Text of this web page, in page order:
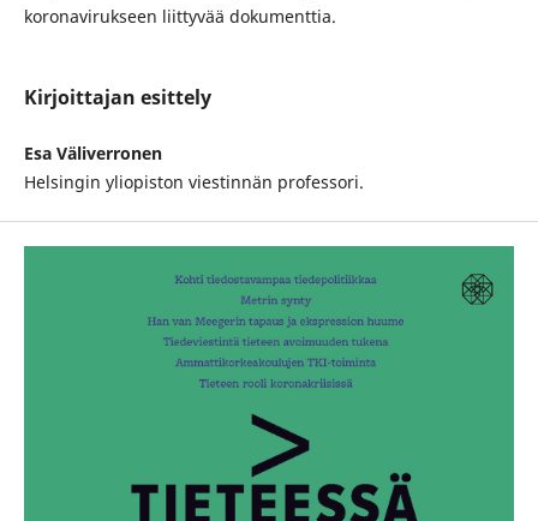
koronavirukseen liittyvää dokumenttia.
Kirjoittajan esittely
Esa Väliverronen
Helsingin yliopiston viestinnän professori.